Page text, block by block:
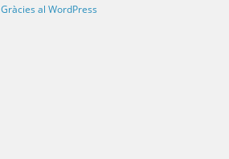
Gràcies al WordPress